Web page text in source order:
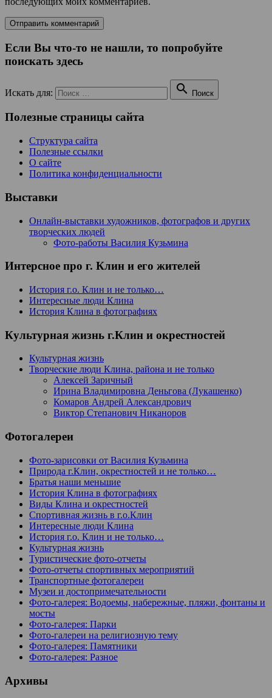
Если Вы что-то не нашли, то попробуйте
поискать здесь
Искать для:  Поиск
Полезные страницы сайта
Структура сайта
Полезные ссылки
О сайте
Политика конфиденциальности
Выставки
Онлайн-выставки художников, фотографов и других
творческих людей
Фото-работы Василия Кузьмина
Интерсное про г. Клин и его жителей
История г.о. Клин и не только…
Интересные люди Клина
История Клина в фотографиях
Культурная жизнь г.Клин и окрестностей
Культурная жизнь
Творческие люди Клина, района и не только
Алексей Заричный
Ирина Владимировна Деньгова (Лукашенко)
Комаров Андрей Александрович
Виктор Степанович Никаноров
Фотогалереи
Фото-зарисовки от Василия Кузьмина
Природа г.Клин, окрестностей и не только…
Братья наши меньшие
История Клина в фотографиях
Виды Клина и окрестностей
Спортивная жизнь в г.о.Клин
Интересные люди Клина
История г.о. Клин и не только…
Культурная жизнь
Туристические фото-отчеты
Фото-отчеты спортивных мероприятий
Транспортные фотогалереи
Музеи и достопримечательности
Фото-галерея: Водоемы, набережные, пляжи, фонтаны и
мосты
Фото-галерея: Парки
Фото-галереи на религиозную тему
Фото-галерея: Памятники
Фото-галерея: Разное
Архивы